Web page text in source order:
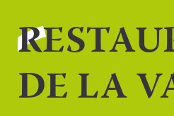
DE LA